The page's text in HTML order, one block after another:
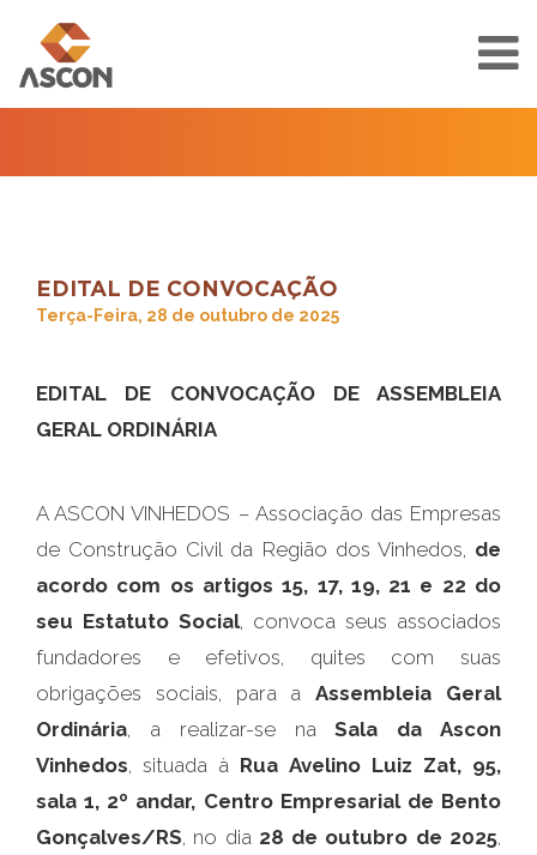
EDITAL DE CONVOCAÇÃO
Terça-Feira, 28 de outubro de 2025
EDITAL DE CONVOCAÇÃO DE ASSEMBLEIA
GERAL ORDINÁRIA
A ASCON VINHEDOS – Associação das Empresas
de Construção Civil da Região dos Vinhedos, de
acordo com os artigos 15, 17, 19, 21 e 22 do
seu Estatuto Social, convoca seus associados
fundadores e efetivos, quites com suas
obrigações sociais, para aAssembleia Geral
Ordinária, a realizar-se naSala da Ascon
Vinhedos, situada à Rua Avelino Luiz Zat, 95,
sala 1, 2º andar, Centro Empresarial de Bento
Gonçalves/RS, no dia 28 de outubro de 2025,